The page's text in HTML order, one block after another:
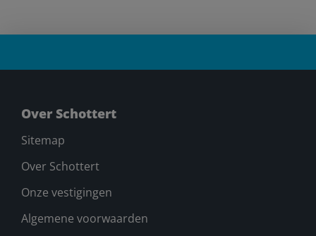
Over Schottert
Sitemap
Over Schottert
Onze vestigingen
Algemene voorwaarden